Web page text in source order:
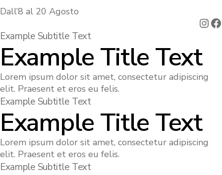
Dall’8 al 20 Agosto
Example Subtitle Text
Example Title Text
Lorem ipsum dolor sit amet, consectetur adipiscing
elit. Praesent et eros eu felis.
Example Subtitle Text
Example Title Text
Lorem ipsum dolor sit amet, consectetur adipiscing
elit. Praesent et eros eu felis.
Example Subtitle Text